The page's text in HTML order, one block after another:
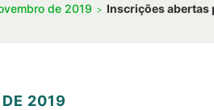
de 2019 Inscrições
2019